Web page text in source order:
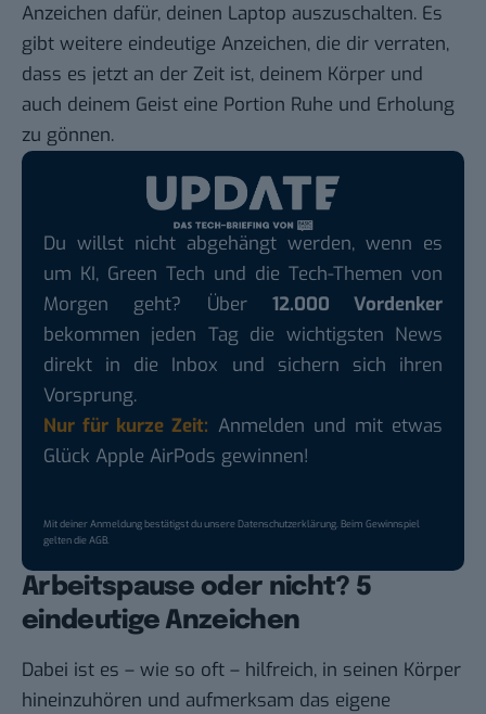
Anzeichen dafür, deinen Laptop auszuschalten. Es
gibt weitere eindeutige Anzeichen, die dir verraten,
dass es jetzt an der Zeit ist, deinem Körper und
auch deinem Geist eine Portion Ruhe und Erholung
zu gönnen.
Du willst nicht abgehängt werden, wenn es
um KI, Green Tech und die Tech-Themen von
Morgen geht? Über 12.000 Vordenker
bekommen jeden Tag die wichtigsten News
direkt in die Inbox und sichern sich ihren
Vorsprung.
Nur für kurze Zeit: Anmelden und mit etwas
Glück Apple AirPods gewinnen!
Mit deiner Anmeldung bestätigst du unsereDatenschutzerklärung. Beim Gewinnspiel
gelten dieAGB.
Arbeitspause oder nicht? 5
eindeutige Anzeichen
Dabei ist es – wie so oft – hilfreich, in seinen Körper
hineinzuhören und aufmerksam das eigene